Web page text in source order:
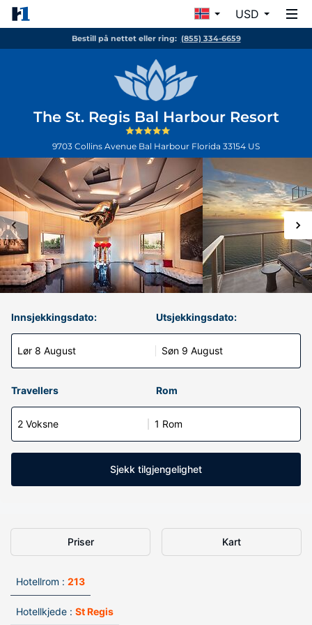
USD
Bestill på nettet eller ring: (855) 334-6659
The St. Regis Bal Harbour Resort
9703 Collins Avenue Bal Harbour Florida 33154 US
Innsjekkingsdato:
Lør 8 August
Utsjekkingsdato:
Søn 9 August
Travellers Rom
2 Voksne 1 Rom
Sjekk tilgjengelighet
Priser Kart
Hotellrom : 213
Hotellkjede : St Regis